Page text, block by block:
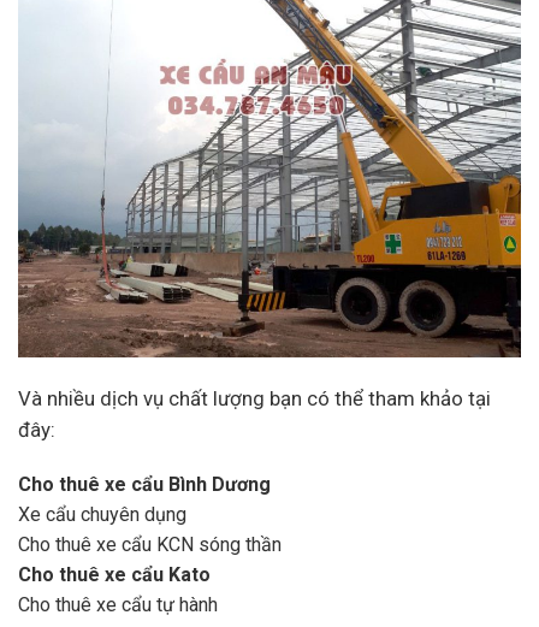
Và nhiều dịch vụ chất lượng bạn có thể tham khảo tại
đây:
Cho thuê xe cẩu Bình Dương
Xe cẩu chuyên dụng
Cho thuê xe cẩu KCN sóng thần
Cho thuê xe cẩu Kato
Cho thuê xe cẩu tự hành